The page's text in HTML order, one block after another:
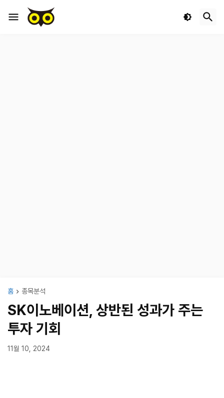
홈 종목분석
SK이노베이션, 상반된 성과가 주는
투자 기회
11월 10, 2024